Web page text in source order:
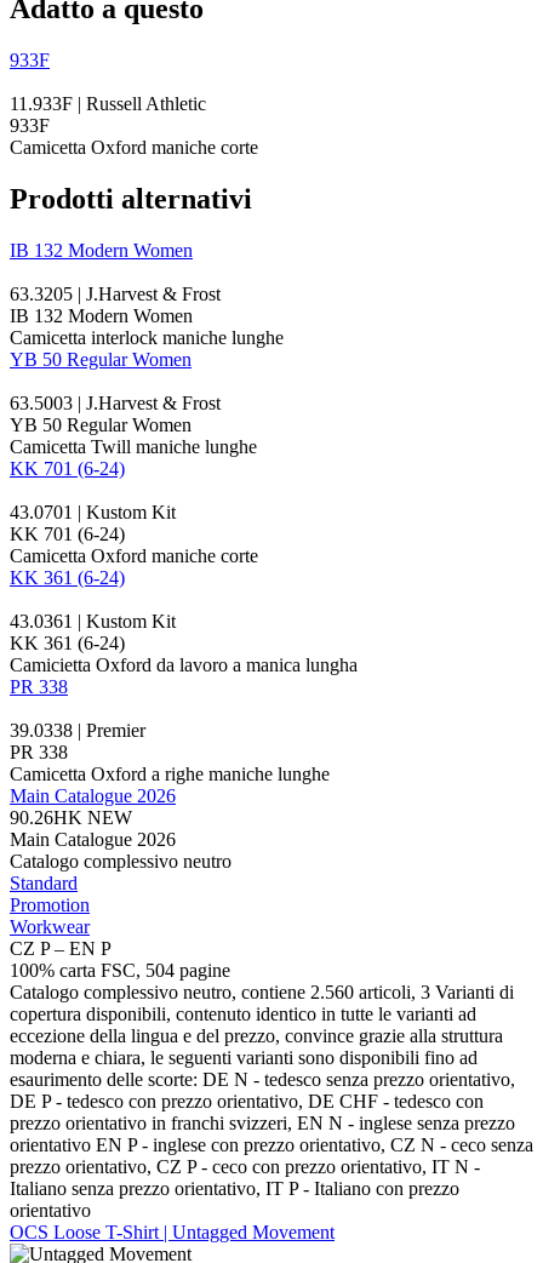
Adatto a questo
933F
11.933F | Russell Athletic
933F
Camicetta Oxford maniche corte
Prodotti alternativi
IB 132 Modern Women
63.3205 | J.Harvest & Frost
IB 132 Modern Women
Camicetta interlock maniche lunghe
YB 50 Regular Women
63.5003 | J.Harvest & Frost
YB 50 Regular Women
Camicetta Twill maniche lunghe
KK 701 (6-24)
43.0701 | Kustom Kit
KK 701 (6-24)
Camicetta Oxford maniche corte
KK 361 (6-24)
43.0361 | Kustom Kit
KK 361 (6-24)
Camicietta Oxford da lavoro a manica lungha
PR 338
39.0338 | Premier
PR 338
Camicetta Oxford a righe maniche lunghe
Main Catalogue 2026
90.26HK NEW
Main Catalogue 2026
Catalogo complessivo neutro
Standard
Promotion
Workwear
CZ P – EN P
100% carta FSC, 504 pagine
Catalogo complessivo neutro, contiene 2.560 articoli, 3 Varianti di
copertura disponibili, contenuto identico in tutte le varianti ad
eccezione della lingua e del prezzo, convince grazie alla struttura
moderna e chiara, le seguenti varianti sono disponibili fino ad
esaurimento delle scorte: DE N - tedesco senza prezzo orientativo,
DE P - tedesco con prezzo orientativo, DE CHF - tedesco con
prezzo orientativo in franchi svizzeri, EN N - inglese senza prezzo
orientativo EN P - inglese con prezzo orientativo, CZ N - ceco senza
prezzo orientativo, CZ P - ceco con prezzo orientativo, IT N -
Italiano senza prezzo orientativo, IT P - Italiano con prezzo
orientativo
OCS Loose T-Shirt | Untagged Movement